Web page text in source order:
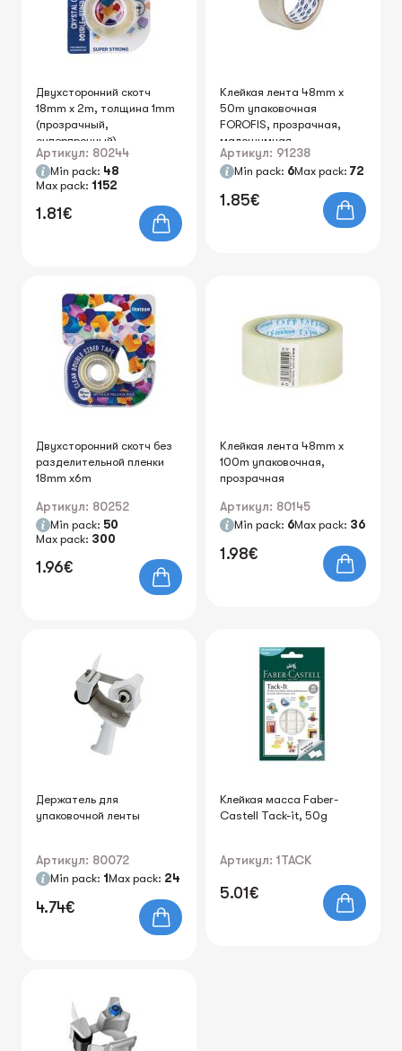
Двухсторонний скотч
18mm x 2m, толщина 1mm
(прозрачный,
суперпрочный)
Артикул: 80244
Min pack: 48
Max pack: 1152
1.81€
Клейкая лента 48mm х
50m упаковочная
FOROFIS, прозрачная,
малошумная
Артикул: 91238
Min pack: 6Max pack: 72
1.85€
Двухсторонний скотч без
разделительной пленки
18mm x6m
Артикул: 80252
Min pack: 50
Max pack: 300
1.96€
Клейкая лента 48mm x
100m упаковочная,
прозрачная
Артикул: 80145
Min pack: 6Max pack: 36
1.98€
Держатель для
упаковочной ленты
Артикул: 80072
Min pack: 1Max pack: 24
4.74€
Kлейкая масса Faber-
Castell Tack-it, 50g
Артикул: 1TACK
5.01€